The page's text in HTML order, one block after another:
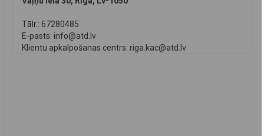
Tālr.: 67280485
E-pasts: info@atd.lv
Klientu apkalpošanas centrs: riga.kac@atd.lv